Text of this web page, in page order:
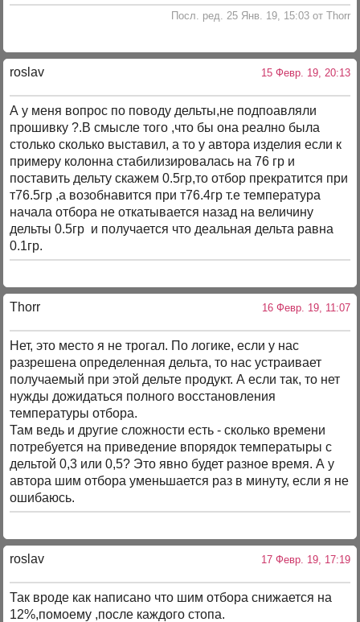
Посл. ред. 25 Янв. 19, 15:03 от Thorr
roslav 15 Февр. 19, 20:13
А у меня вопрос по поводу дельты,не подпоавляли
прошивку ?.В смысле того ,что бы она реално была
столько сколько выставил, а то у автора изделия если к
примеру колонна стабилизировалась на 76 гр и
поставить дельту скажем 0.5гр,то отбор прекратится при
т76.5гр ,а возобнавится при т76.4гр т.е температура
начала отбора не откатывается назад на величину
дельты 0.5гр и получается что деальная дельта равна
0.1гр.
Thorr 16 Февр. 19, 11:07
Нет, это место я не трогал. По логике, если у нас
разрешена определенная дельта, то нас устраивает
получаемый при этой дельте продукт. А если так, то нет
нужды дожидаться полного восстановления
температуры отбора.
Там ведь и другие сложности есть - сколько времени
потребуется на приведение впорядок температыры с
дельтой 0,3 или 0,5? Это явно будет разное время. А у
автора шим отбора уменьшается раз в минуту, если я не
ошибаюсь.
roslav 17 Февр. 19, 17:19
Так вроде как написано что шим отбора снижается на
12%,помоему ,после каждого стопа.